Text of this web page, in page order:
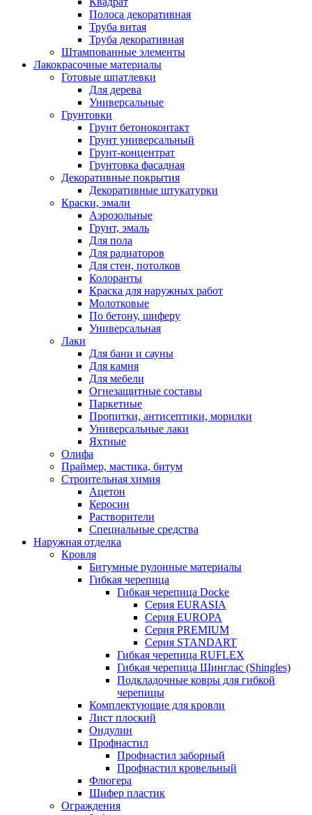
Полоса декоративная
Труба витая
Труба декоративная
Штампованные элементы
Лакокрасочные материалы
Готовые шпатлевки
Для дерева
Универсальные
Грунтовки
Грунт бетоноконтакт
Грунт универсальный
Грунт-концентрат
Грунтовка фасадная
Декоративные покрытия
Декоративные штукатурки
Краски, эмали
Аэрозольные
Грунт, эмаль
Для пола
Для радиаторов
Для стен, потолков
Колоранты
Краска для наружных работ
Молотковые
По бетону, шиферу
Универсальная
Лаки
Для бани и сауны
Для камня
Для мебели
Огнезащитные составы
Паркетные
Пропитки, антисептики, морилки
Универсальные лаки
Яхтные
Олифа
Праймер, мастика, битум
Строительная химия
Ацетон
Керосин
Растворители
Специальные средства
Наружная отделка
Кровля
Битумные рулонные материалы
Гибкая черепица
Гибкая черепица Docke
Серия EURASIA
Серия EUROPA
Серия PREMIUM
Серия STANDART
Гибкая черепица RUFLEX
Гибкая черепица Шинглас (Shingles)
Подкладочные ковры для гибкой
черепицы
Комплектующие для кровли
Лист плоский
Ондулин
Профнастил
Профнастил заборный
Профнастил кровельный
Флюгера
Шифер пластик
Ограждения